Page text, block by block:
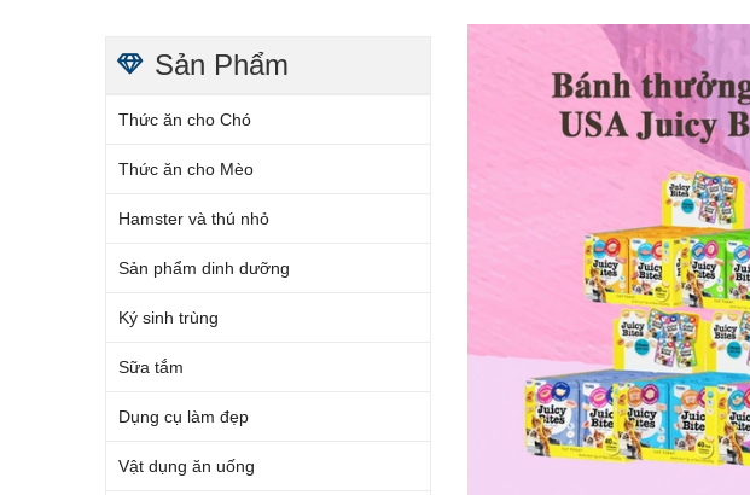
Sản Phẩm
Thức ăn cho Chó
Thức ăn cho Mèo
Hamster và thú nhỏ
Sản phẩm dinh dưỡng
Ký sinh trùng
Sữa tắm
Dụng cụ làm đẹp
Vật dụng ăn uống